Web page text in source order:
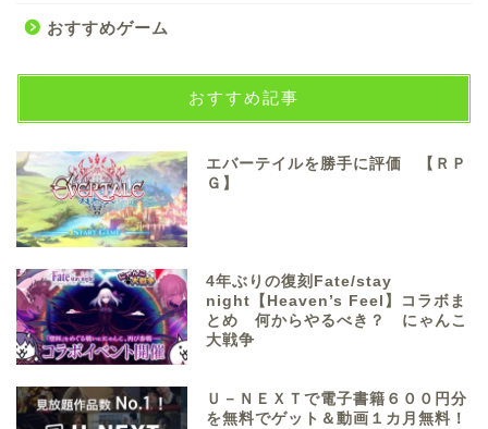
おすすめゲーム
おすすめ記事
エバーテイルを勝手に評価 【ＲＰ
Ｇ】
4年ぶりの復刻Fate/stay
night【Heaven’s Feel】コラボま
とめ 何からやるべき？ にゃんこ
大戦争
Ｕ－ＮＥＸＴで電子書籍６００円分
を無料でゲット＆動画１カ月無料！